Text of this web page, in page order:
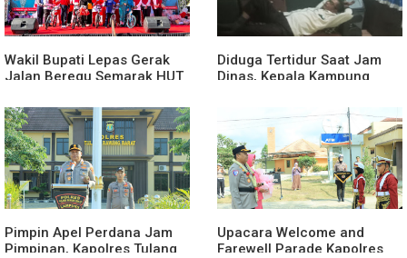
Wakil Bupati Lepas Gerak
Jalan Beregu Semarak HUT
Diduga Tertidur Saat Jam
Dinas, Kepala Kampung
Pimpin Apel Perdana Jam
Pimpinan, Kapolres Tulang
Upacara Welcome and
Farewell Parade Kapolres